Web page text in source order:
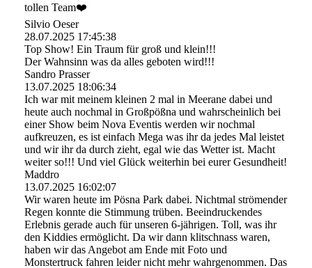
tollen Team❤️
Silvio Oeser
28.07.2025 17:45:38
Top Show! Ein Traum für groß und klein!!!
Der Wahnsinn was da alles geboten wird!!!
Sandro Prasser
13.07.2025 18:06:34
Ich war mit meinem kleinen 2 mal in Meerane dabei und
heute auch nochmal in Großpößna und wahrscheinlich bei
einer Show beim Nova Eventis werden wir nochmal
aufkreuzen, es ist einfach Mega was ihr da jedes Mal leistet
und wir ihr da durch zieht, egal wie das Wetter ist. Macht
weiter so!!! Und viel Glück weiterhin bei eurer Gesundheit!
Maddro
13.07.2025 16:02:07
Wir waren heute im Pösna Park dabei. Nichtmal strömender
Regen konnte die Stimmung trüben. Beeindruckendes
Erlebnis gerade auch für unseren 6-jährigen. Toll, was ihr
den Kiddies ermöglicht. Da wir dann klitschnass waren,
haben wir das Angebot am Ende mit Foto und
Monstertruck fahren leider nicht mehr wahrgenommen. Das